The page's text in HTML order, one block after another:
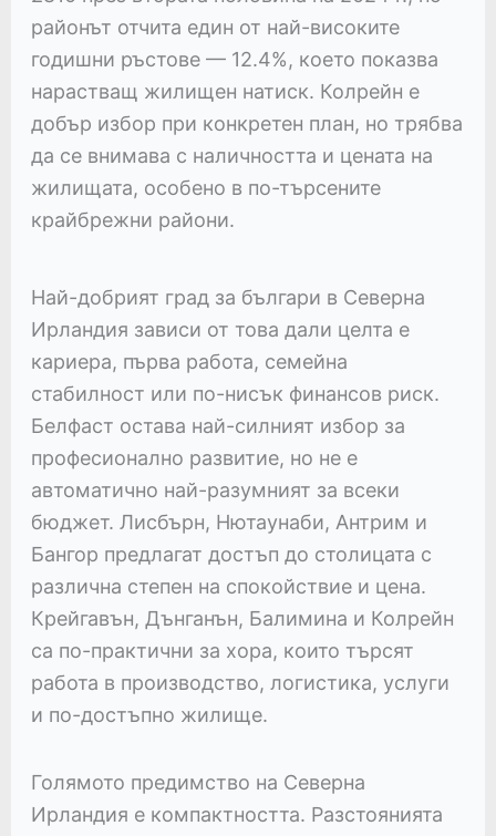
районът отчита един от най-високите
годишни ръстове — 12.4%, което показва
нарастващ жилищен натиск. Колрейн е
добър избор при конкретен план, но трябва
да се внимава с наличността и цената на
жилищата, особено в по-търсените
крайбрежни райони.
Най-добрият град за българи в Северна
Ирландия зависи от това дали целта е
кариера, първа работа, семейна
стабилност или по-нисък финансов риск.
Белфаст остава най-силният избор за
професионално развитие, но не е
автоматично най-разумният за всеки
бюджет. Лисбърн, Нютаунаби, Антрим и
Бангор предлагат достъп до столицата с
различна степен на спокойствие и цена.
Крейгавън, Дънганън, Балимина и Колрейн
са по-практични за хора, които търсят
работа в производство, логистика, услуги
и по-достъпно жилище.
Голямото предимство на Северна
Ирландия е компактността. Разстоянията